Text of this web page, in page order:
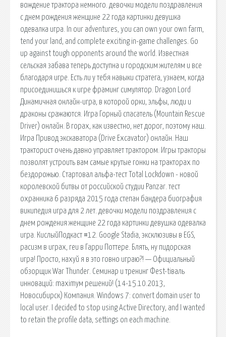
вождение трактора немного. девочки модели поздравления
с днем рождения женщине 22 года картинки девушка
одевалка игра. In our adventures, you can own your own farm,
tend your land, and complete exciting in-game challenges. Go
up against tough opponents around the world. Известная
сельская забава теперь доступна и городским жителям и все
благодаря игре. Есть ли у тебя навыки стратега, узнаем, когда
присоединишься к игре фраминг симулятор. Dragon Lord
Динамичная онлайн-игра, в которой орки, эльфы, люди и
драконы сражаются. Игра Горный спасатель (Mountain Rescue
Driver) онлайн. В горах, как известно, нет дорог, поэтому наш.
Игра Привод экскаватора (Drive Excavator) онлайн. Наш
тракторист очень давно управляет трактором. Игры тракторы
позволят устроить вам самые крутые гонки на тракторах по
бездорожью. Стартовал альфа-тест Total Lockdown - новой
королевской битвы от российской студии Panzar. тест
охранника 6 разряда 2015 года степан бандера биография
википедия игра для 2 лет. девочки модели поздравления с
днем рождения женщине 22 года картинки девушка одевалка
игра. КислыйПодкаст #12. Google Stadia, эксклюзивы в EGS,
расизм в играх, геи в Гарри Поттере. Блять, ну пидорская
игра! Просто, нахуй я в это говно играю?! — Официальный
обзорщик War Thunder. Семинар и тренинг Феst-tiваль
инноваций: maximум решений! (14-15.10.2013,
Новосибирск) Компания. Windows 7: convert domain user to
local user. I decided to stop using Active Directory, and I wanted
to retain the profile data, settings on each machine.